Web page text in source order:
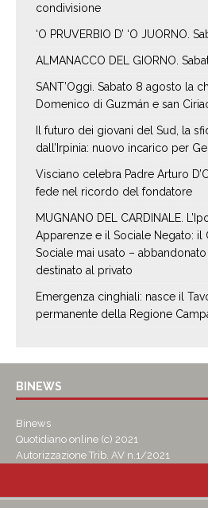
condivisione
‘O PRUVERBIO D’ ‘O JUORNO.
ALMANACCO DEL GIORNO.
SANT’Oggi. Sabato 8 agosto la
Domenico di Guzmán e san
Il futuro dei giovani del Sud, la
dall’Irpinia: nuovo incarico per
Visciano celebra Padre Arturo
fede nel ricordo del fondatore
MUGNANO DEL CARDINALE.
Apparenze e il Sociale Negato: il
Sociale mai usato –
destinato al privato
Emergenza cinghiali: nasce il
permanente della Regione
BINEWS
Binews
Quotidiano online (c) 2021
Autorizzazione Trib. AV n.1/2021